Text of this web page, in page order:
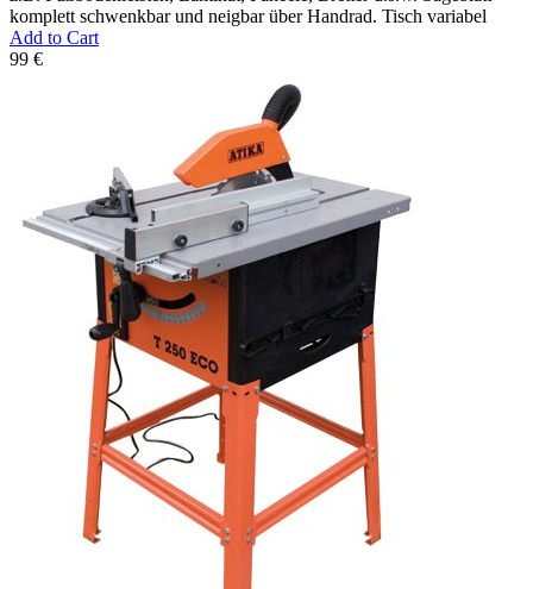
komplett schwenkbar und neigbar über Handrad. Tisch variabel
Add to Cart
99 €